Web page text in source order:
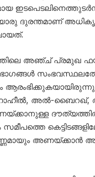
ദുരന്തമാണ്
അഞ്ച് പ്രമുഖ
അൽ-
അണയ്ക്കാൻ